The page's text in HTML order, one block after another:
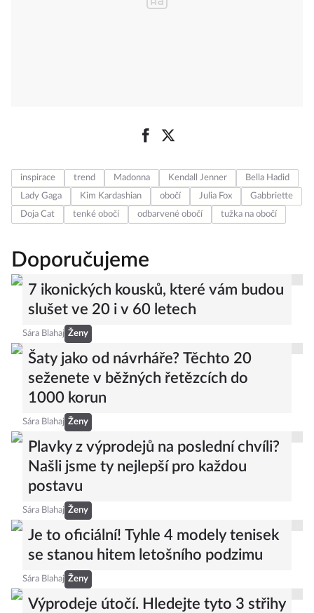
inspirace trend Madonna Kendall Jenner
Bella Hadid
Lady Gaga
Kim Kardashian obočí Julia Fox
Gabbriette
Doja Cat
tenké obočí odbarvené obočí tužka na obočí
Doporučujeme
7 ikonických kousků, které vám budou
slušet ve 20 i v 60 letech
Sára Blahaj Ženy
Šaty jako od návrháře? Těchto 20
seženete v běžných řetězcích do
1000 korun
Sára Blahaj Ženy
Plavky z výprodejů na poslední chvíli?
Našli jsme ty nejlepší pro každou
postavu
Sára Blahaj Ženy
Je to oficiální! Tyhle 4 modely tenisek
se stanou hitem letošního podzimu
Sára Blahaj Ženy
Výprodeje útočí. Hledejte tyto 3 střihy